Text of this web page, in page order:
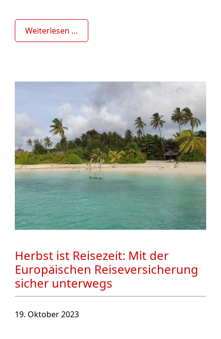
Weiterlesen …
Herbst ist Reisezeit: Mit der
Europäischen Reiseversicherung
sicher unterwegs
19. Oktober 2023